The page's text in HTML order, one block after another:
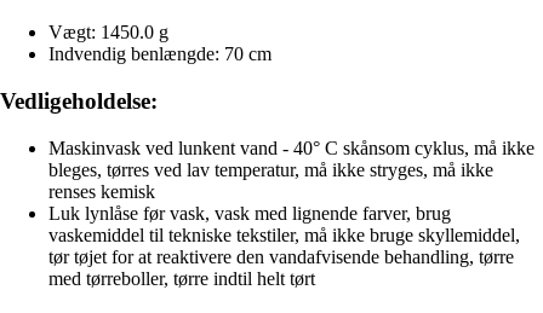
Vægt: 1450.0 g
Indvendig benlængde: 70 cm
Vedligeholdelse:
Maskinvask ved lunkent vand - 40° C skånsom cyklus, må ikke
bleges, tørres ved lav temperatur, må ikke stryges, må ikke
renses kemisk
Luk lynlåse før vask, vask med lignende farver, brug
vaskemiddel til tekniske tekstiler, må ikke bruge skyllemiddel,
tør tøjet for at reaktivere den vandafvisende behandling, tørre
med tørreboller, tørre indtil helt tørt